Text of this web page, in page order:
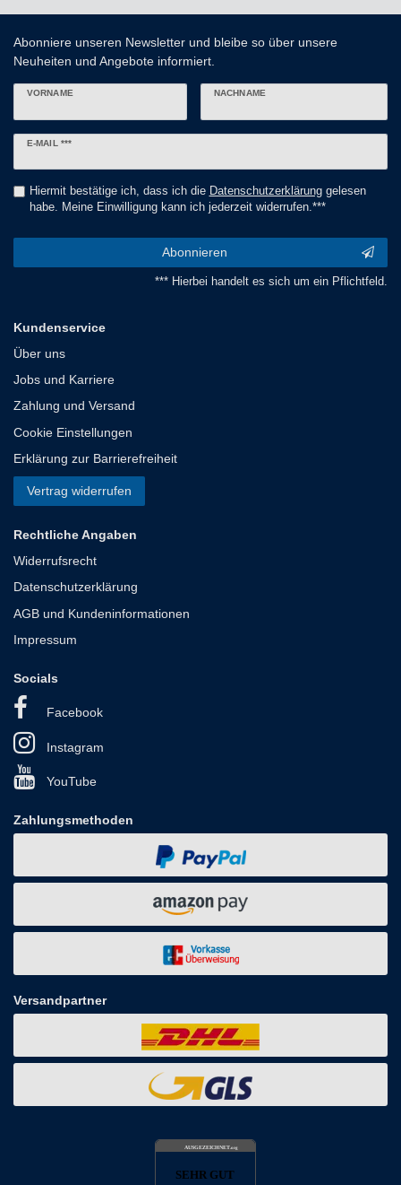
Abonniere unseren Newsletter und bleibe so über unsere
Neuheiten und Angebote informiert.
VORNAME NACHNAME
E-MAIL ***
Newsletter
Hiermit bestätige ich, dass ich die Daten­schutz­erklärunggelesen
habe. Meine Einwilligung kann ich jederzeit widerrufen.***
Abonnieren
*** Hierbei handelt es sich um ein Pflichtfeld.
Kundenservice
Über uns
Jobs und Karriere
Zahlung und Versand
Cookie Einstellungen
Erklärung zur Barrierefreiheit
Vertrag widerrufen
Rechtliche Angaben
Widerrufsrecht
Datenschutzerklärung
AGB und Kundeninformationen
Impressum
Socials
Facebook
Instagram
YouTube
Zahlungsmethoden
Versandpartner
AUSGEZEICHNET.org
SEHR GUT